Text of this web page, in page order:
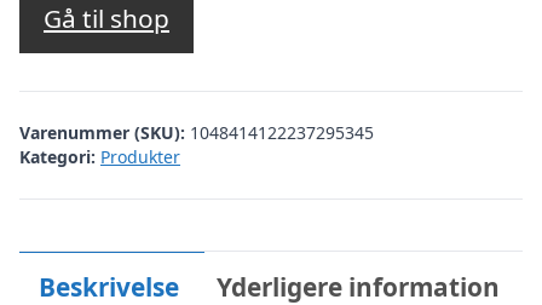
Gå til shop
Varenummer (SKU): 1048414122237295345
Kategori: Produkter
Beskrivelse Yderligere information